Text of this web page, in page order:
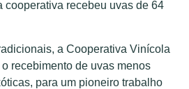
cooperativa recebeu uvas de 64
a Cooperativa Vinícola
recebimento de uvas menos
para um pioneiro trabalho